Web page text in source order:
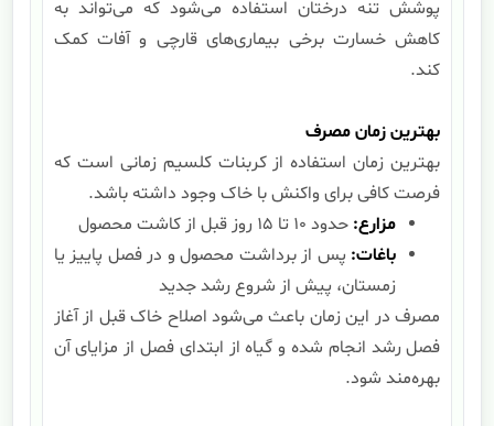
پوشش تنه درختان استفاده می‌شود که می‌تواند به
کاهش خسارت برخی بیماری‌های قارچی و آفات کمک
کند.
بهترین زمان مصرف
بهترین زمان استفاده از کربنات کلسیم زمانی است که
فرصت کافی برای واکنش با خاک وجود داشته باشد.
مزارع: حدود 10 تا 15 روز قبل از کاشت محصول
باغات: پس از برداشت محصول و در فصل پاییز یا
زمستان، پیش از شروع رشد جدید
مصرف در این زمان باعث می‌شود اصلاح خاک قبل از آغاز
فصل رشد انجام شده و گیاه از ابتدای فصل از مزایای آن
بهره‌مند شود.